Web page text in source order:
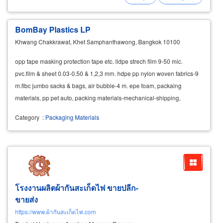
BomBay Plastics LP
Khwang Chakkrawat, Khet Samphanthawong, Bangkok 10100
opp tape masking protection tape etc. lldpe strech film 9-50 mic.
pvc.film & sheet 0.03-0.50 & 1,2,3 mm. hdpe pp nylon woven fabrics-9
m.fibc jumbo sacks & bags, air bubble-4 m. epe foam, packaing
materials, pp pet auto, packing materials-mechanical-shipping,
Category : Packaging Materials
โรงงานผลิตผ้ากันสะเก็ดไฟ ขายปลีก-
ขายส่ง
https://www.ผ้ากันสะเก็ดไฟ.com